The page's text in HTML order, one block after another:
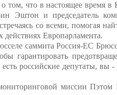
что в настоящее время в
Эштон и председатель
со всеми, помогая
Европарламента.
саммита Россия-ЕС
гарантировать
российские депутаты, вы -
миссии Пэтом